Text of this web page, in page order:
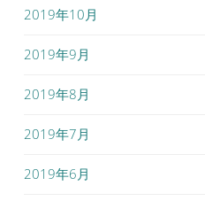
2019年10月
2019年9月
2019年8月
2019年7月
2019年6月